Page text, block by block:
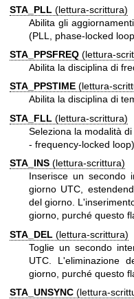
STA_PLL (lettura-scrittura)
Abilita gli
(PLL, phase-locked
STA_PPSFREQ (lettura-
Abilita la disciplina di
STA_PPSTIME (lettura-
Abilita la disciplina di
STA_FLL (lettura-scrittura)
Seleziona la modalità
- frequency-locked loop).
STA_INS (lettura-scrittura)
Inserisce un secondo
giorno UTC,
del giorno.
giorno, purché questo
STA_DEL (lettura-scrittura)
Toglie un secondo
UTC. L'eliminazione
giorno, purché questo
STA_UNSYNC (lettura-